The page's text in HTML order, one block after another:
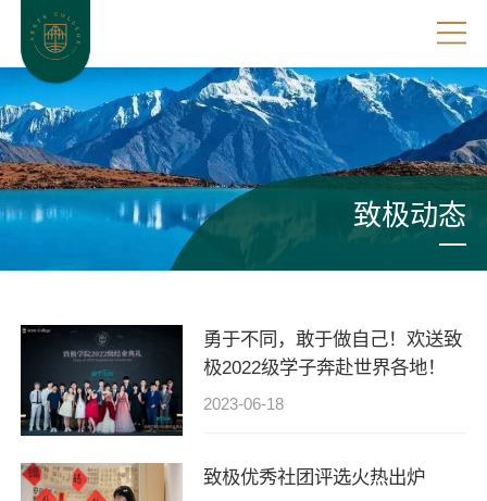
致极动态
勇于不同，敢于做自己！欢送致
极2022级学子奔赴世界各地！
2023-06-18
致极优秀社团评选火热出炉